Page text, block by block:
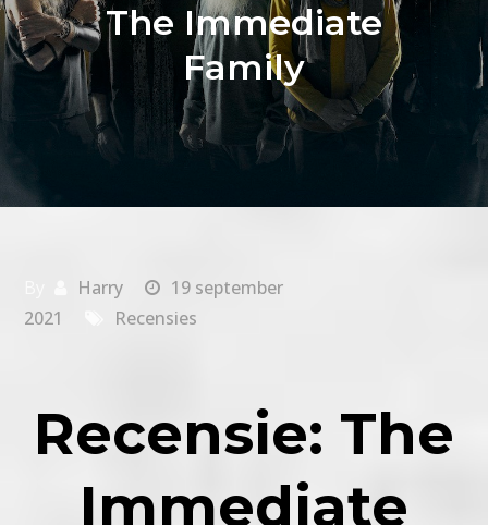
The Immediate
Family
Harry
19 september
2021
Recensies
Recensie: The
Immediate